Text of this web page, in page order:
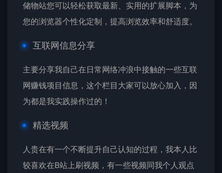
储物站您可以轻松获取最新、实用的扩展脚本，为
您的浏览器个性化定制，提高浏览效率和舒适度。
互联网信息分享
主要分享我自己在日常网络冲浪中接触的一些互联
网赚钱项目信息，这个栏目大家可以放心加入，因
为都是我实践操作过的！
精选视频
人贵在有一个不断提升自己认知的过程，我本人比
较喜欢在B站上刷视频，有一些视频同我个人观点